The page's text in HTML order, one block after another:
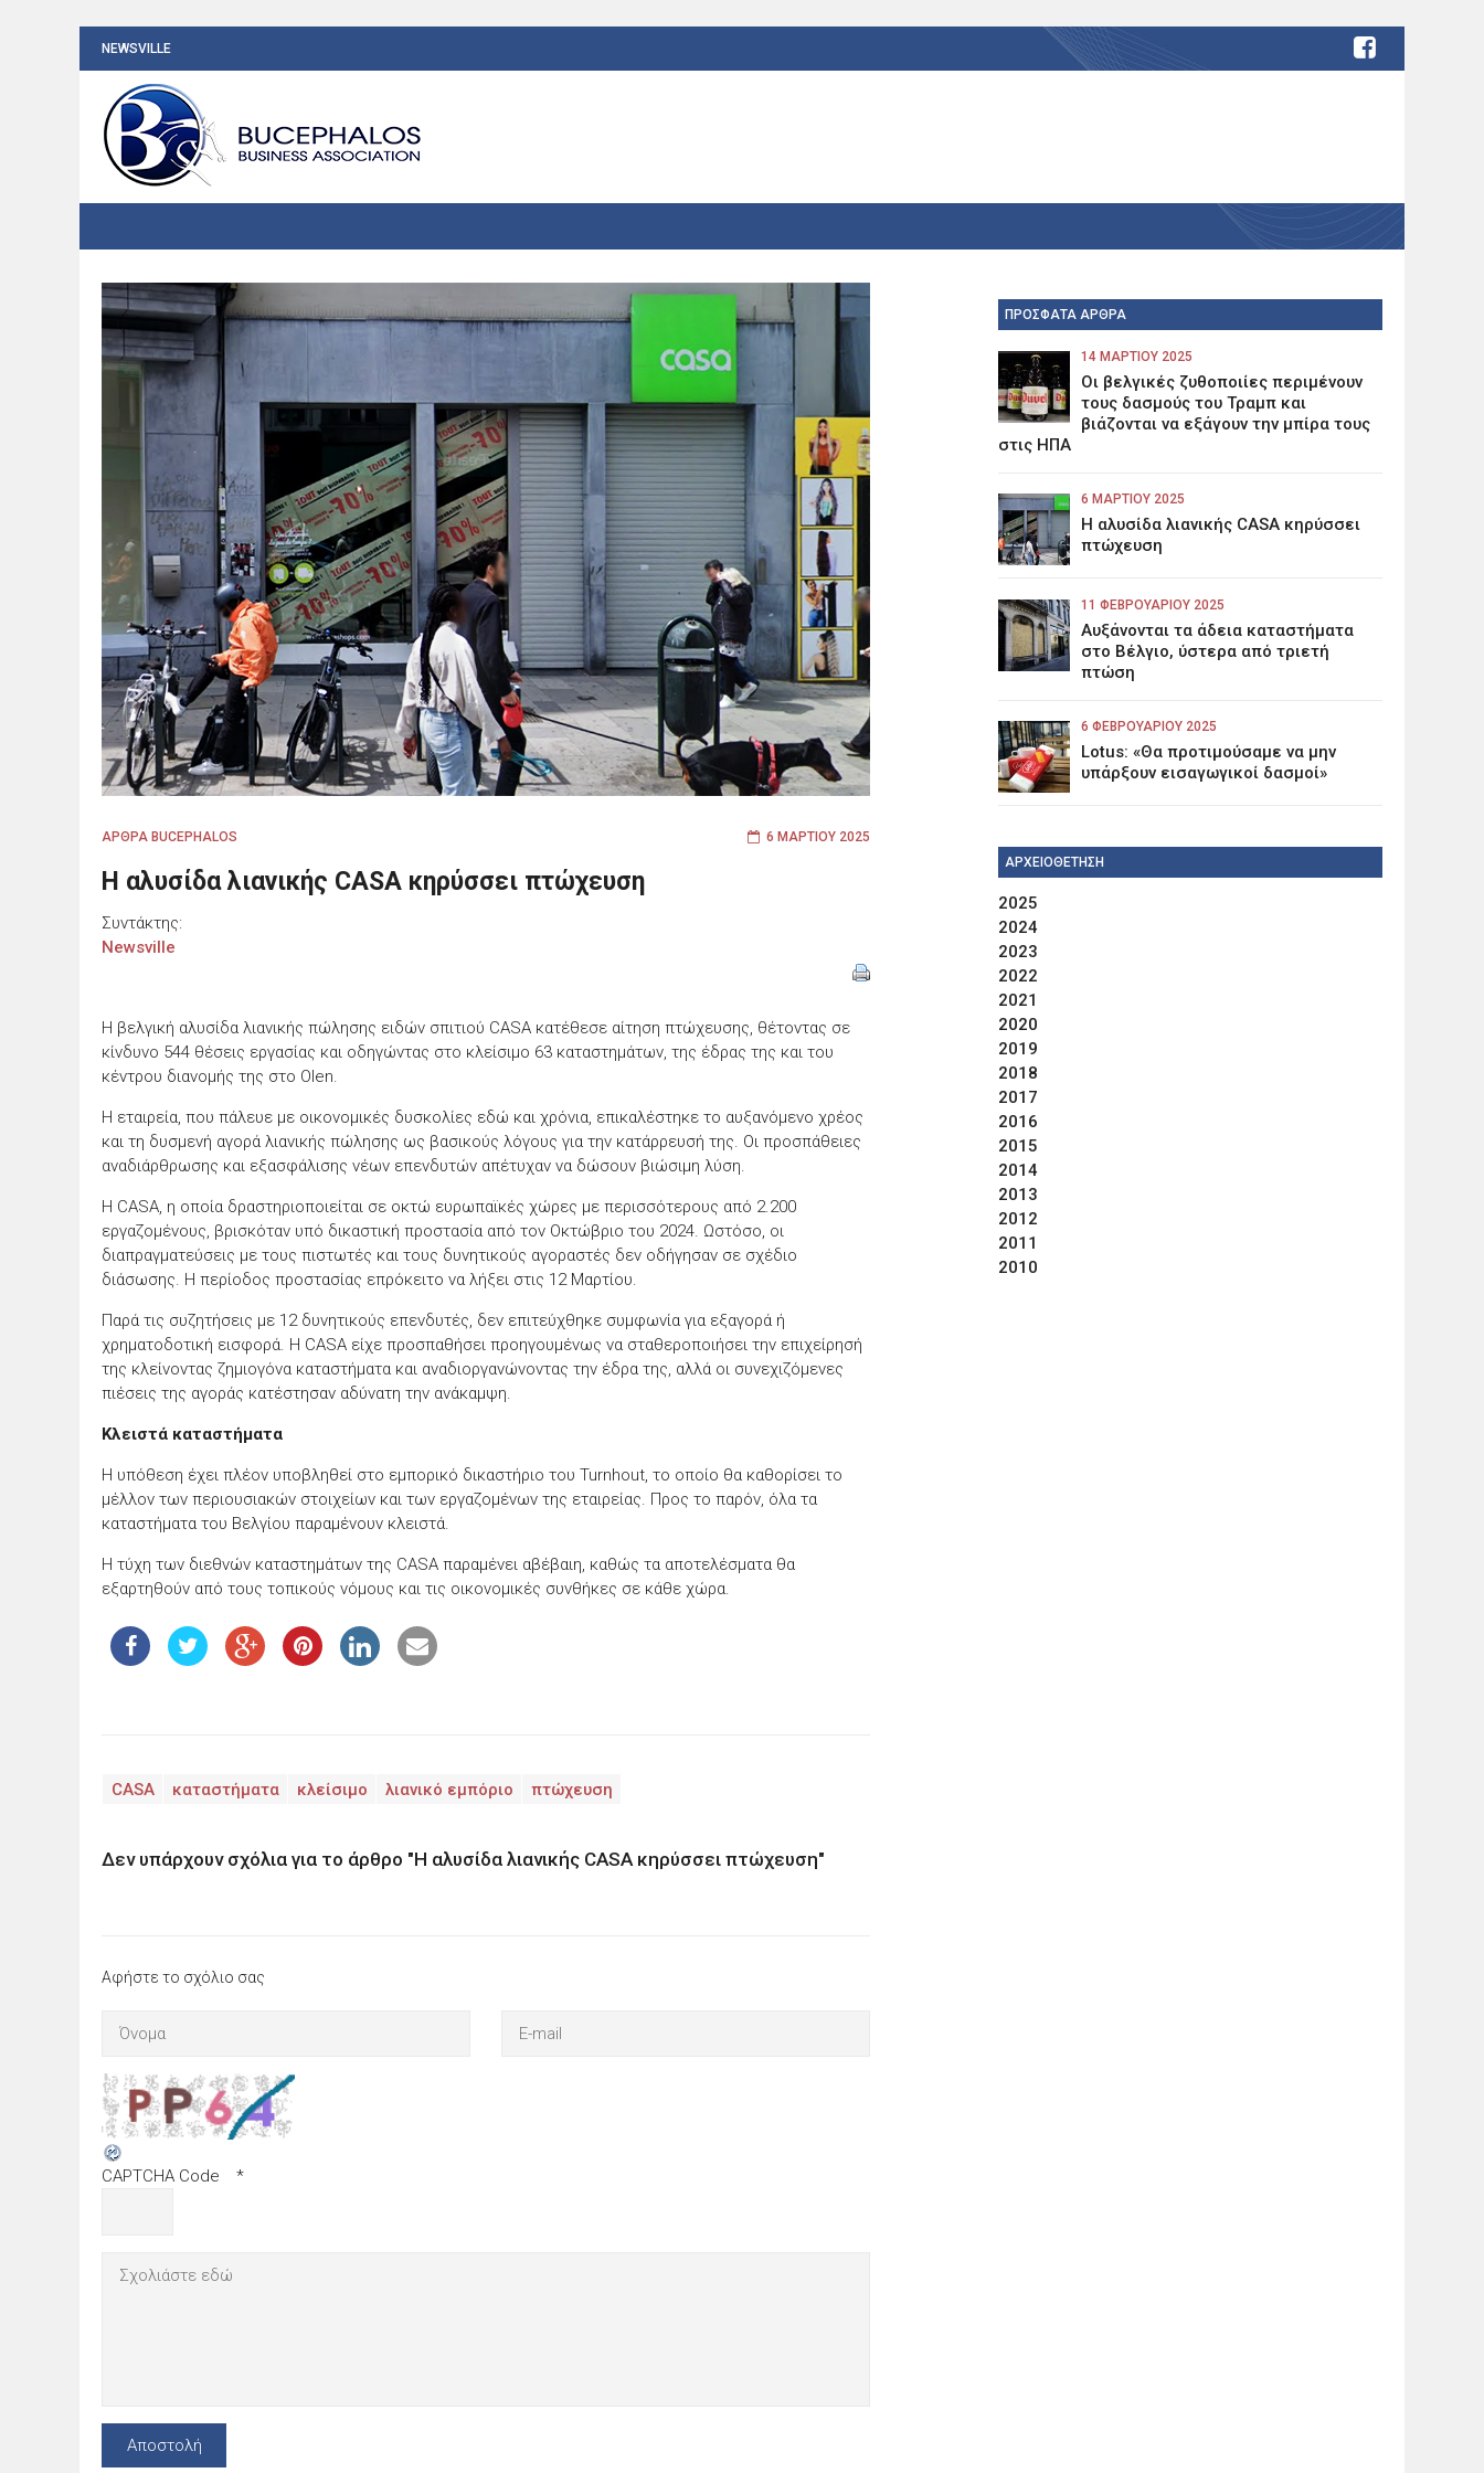
NEWSVILLE
6 ΜΑΡΤΊΟΥ 2025
ΑΡΘΡΑ BUCEPHALOS
Η αλυσίδα λιανικής CASA κηρύσσει πτώχευση
Συντάκτης:
Newsville
Η βελγική αλυσίδα λιανικής πώλησης ειδών σπιτιού CASA κατέθεσε αίτηση πτώχευσης, θέτοντας σε
κίνδυνο 544 θέσεις εργασίας και οδηγώντας στο κλείσιμο 63 καταστημάτων, της έδρας της και του
κέντρου διανομής της στο Olen.
Η εταιρεία, που πάλευε με οικονομικές δυσκολίες εδώ και χρόνια, επικαλέστηκε το αυξανόμενο χρέος
και τη δυσμενή αγορά λιανικής πώλησης ως βασικούς λόγους για την κατάρρευσή της. Οι προσπάθειες
αναδιάρθρωσης και εξασφάλισης νέων επενδυτών απέτυχαν να δώσουν βιώσιμη λύση.
Η CASA, η οποία δραστηριοποιείται σε οκτώ ευρωπαϊκές χώρες με περισσότερους από 2.200
εργαζομένους, βρισκόταν υπό δικαστική προστασία από τον Οκτώβριο του 2024. Ωστόσο, οι
διαπραγματεύσεις με τους πιστωτές και τους δυνητικούς αγοραστές δεν οδήγησαν σε σχέδιο
διάσωσης. Η περίοδος προστασίας επρόκειτο να λήξει στις 12 Μαρτίου.
Παρά τις συζητήσεις με 12 δυνητικούς επενδυτές, δεν επιτεύχθηκε συμφωνία για εξαγορά ή
χρηματοδοτική εισφορά. Η CASA είχε προσπαθήσει προηγουμένως να σταθεροποιήσει την επιχείρησή
της κλείνοντας ζημιογόνα καταστήματα και αναδιοργανώνοντας την έδρα της, αλλά οι συνεχιζόμενες
πιέσεις της αγοράς κατέστησαν αδύνατη την ανάκαμψη.
Κλειστά καταστήματα
Η υπόθεση έχει πλέον υποβληθεί στο εμπορικό δικαστήριο του Turnhout, το οποίο θα καθορίσει το
μέλλον των περιουσιακών στοιχείων και των εργαζομένων της εταιρείας. Προς το παρόν, όλα τα
καταστήματα του Βελγίου παραμένουν κλειστά.
Η τύχη των διεθνών καταστημάτων της CASA παραμένει αβέβαιη, καθώς τα αποτελέσματα θα
εξαρτηθούν από τους τοπικούς νόμους και τις οικονομικές συνθήκες σε κάθε χώρα.
CASA καταστήματα κλείσιμο λιανικό εμπόριο πτώχευση
Δεν υπάρχουν σχόλια για το άρθρο "Η αλυσίδα λιανικής CASA κηρύσσει πτώχευση"
Αφήστε το σχόλιο σας
CAPTCHA Code *
ΠΡΟΣΦΑΤΑ ΑΡΘΡΑ
14 ΜΑΡΤΊΟΥ 2025
Οι βελγικές ζυθοποιίες περιμένουν
τους δασμούς του Τραμπ και
βιάζονται να εξάγουν την μπίρα τους
στις ΗΠΑ
6 ΜΑΡΤΊΟΥ 2025
Η αλυσίδα λιανικής CASA κηρύσσει
πτώχευση
11 ΦΕΒΡΟΥΑΡΊΟΥ 2025
Αυξάνονται τα άδεια καταστήματα
στο Βέλγιο, ύστερα από τριετή
πτώση
6 ΦΕΒΡΟΥΑΡΊΟΥ 2025
Lotus: «Θα προτιμούσαμε να μην
υπάρξουν εισαγωγικοί δασμοί»
ΑΡΧΕΙΟΘΕΤΗΣΗ
2025
2024
2023
2022
2021
2020
2019
2018
2017
2016
2015
2014
2013
2012
2011
2010